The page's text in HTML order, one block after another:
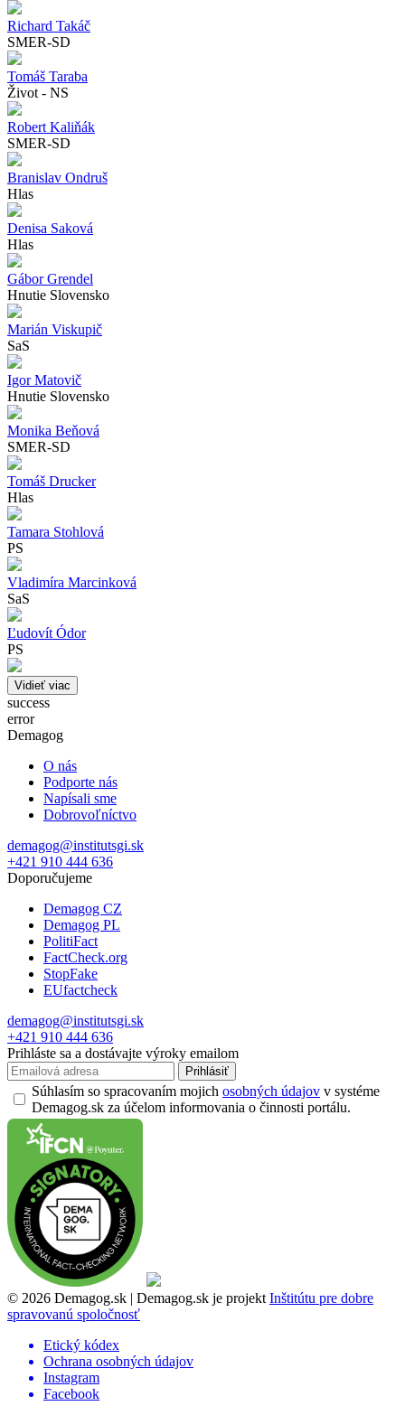
Richard Takáč
SMER-SD
Tomáš Taraba
Život - NS
Robert Kaliňák
SMER-SD
Branislav Ondruš
Hlas
Denisa Saková
Hlas
Gábor Grendel
Hnutie Slovensko
Marián Viskupič
SaS
Igor Matovič
Hnutie Slovensko
Monika Beňová
SMER-SD
Tomáš Drucker
Hlas
Tamara Stohlová
PS
Vladimíra Marcinková
SaS
Ľudovít Ódor
PS
Vidieť viac
success
error
Demagog
O nás
Podporte nás
Napísali sme
Dobrovoľníctvo
demagog@institutsgi.sk
+421 910 444 636
Doporučujeme
Demagog CZ
Demagog PL
PolitiFact
FactCheck.org
StopFake
EUfactcheck
demagog@institutsgi.sk
+421 910 444 636
Prihláste sa a dostávajte výroky emailom
Prihlásiť
Súhlasím so spracovaním mojich osobných údajov v systéme
Demagog.sk za účelom informovania o činnosti portálu.
© 2026 Demagog.sk | Demagog.sk je projekt Inštitútu pre dobre
spravovanú spoločnosť
Etický kódex
Ochrana osobných údajov
Instagram
Facebook